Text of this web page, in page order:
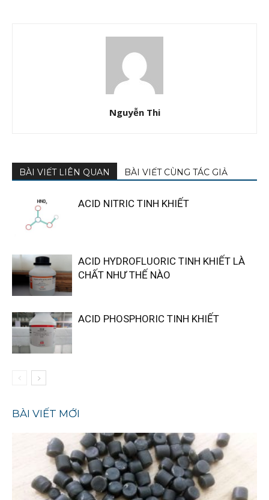
Nguyễn Thi
BÀI VIẾT LIÊN QUAN BÀI VIẾT CÙNG TÁC GIẢ
ACID NITRIC TINH KHIẾT
ACID HYDROFLUORIC TINH KHIẾT LÀ
CHẤT NHƯ THẾ NÀO
ACID PHOSPHORIC TINH KHIẾT
BÀI VIẾT MỚI